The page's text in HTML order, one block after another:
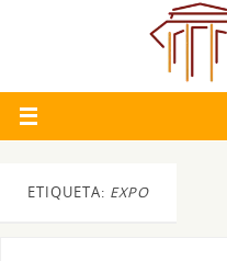
ETIQUETA: EXPO